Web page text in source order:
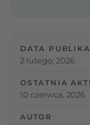
DATA
2 lutego, 2026
OSTATNIA
10 czerwca, 2026
AUTOR